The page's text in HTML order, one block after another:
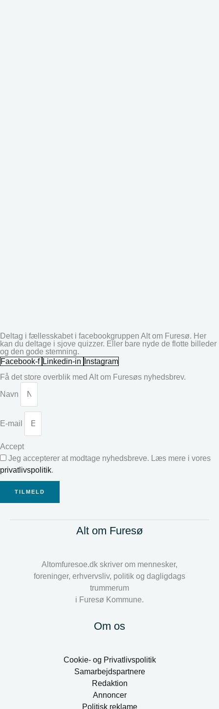
Deltag i fællesskabet i facebookgruppen Alt om Furesø. Her
kan du deltage i sjove quizzer. Eller bare nyde de flotte billeder
og den gode stemning.
Facebook-f Linkedin-in
Instagram
Få det store overblik med Alt om Furesøs nyhedsbrev.
Navn
E-mail
Accept
Jeg accepterer at modtage nyhedsbreve. Læs mere i vores
privatlivspolitik.
TILMELD
Alt om Furesø
Altomfuresoe.dk skriver om mennesker,
foreninger, erhvervsliv, politik og dagligdags
trummerum
i Furesø Kommune.
Om os
Cookie- og Privatlivspolitik
Samarbejdspartnere
Redaktion
Annoncer
Politisk reklame